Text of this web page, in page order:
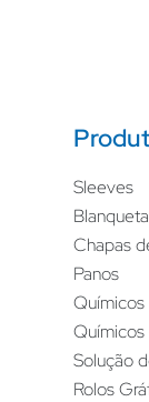
Sleeves
Chapas
Panos
Químicos
Solução
Rolos